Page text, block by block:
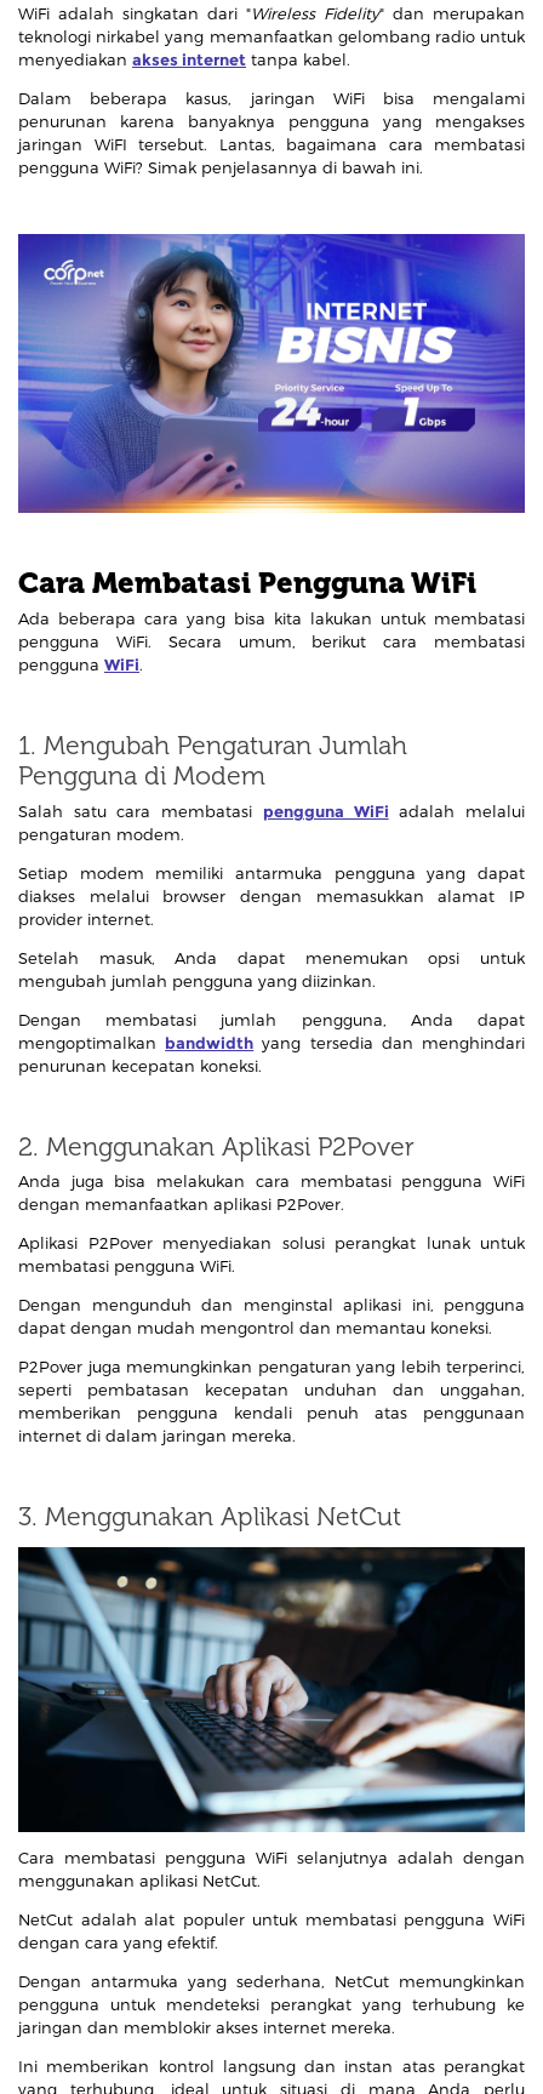
WiFi adalah singkatan dari "Wireless Fidelity" dan merupakan
teknologi nirkabel yang memanfaatkan gelombang radio untuk
menyediakan akses internet tanpa kabel.
Dalam beberapa kasus, jaringan WiFi bisa mengalami
penurunan karena banyaknya pengguna yang mengakses
jaringan WiFI tersebut. Lantas, bagaimana cara membatasi
pengguna WiFi? Simak penjelasannya di bawah ini.
Cara Membatasi Pengguna WiFi
Ada beberapa cara yang bisa kita lakukan untuk membatasi
pengguna WiFi. Secara umum, berikut cara membatasi
pengguna WiFi.
1. Mengubah Pengaturan Jumlah
Pengguna di Modem
Salah satu cara membatasi pengguna WiFi adalah melalui
pengaturan modem.
Setiap modem memiliki antarmuka pengguna yang dapat
diakses melalui browser dengan memasukkan alamat IP
provider internet.
Setelah masuk, Anda dapat menemukan opsi untuk
mengubah jumlah pengguna yang diizinkan.
Dengan membatasi jumlah pengguna, Anda dapat
mengoptimalkan bandwidth yang tersedia dan menghindari
penurunan kecepatan koneksi.
2. Menggunakan Aplikasi P2Pover
Anda juga bisa melakukan cara membatasi pengguna WiFi
dengan memanfaatkan aplikasi P2Pover.
Aplikasi P2Pover menyediakan solusi perangkat lunak untuk
membatasi pengguna WiFi.
Dengan mengunduh dan menginstal aplikasi ini, pengguna
dapat dengan mudah mengontrol dan memantau koneksi.
P2Pover juga memungkinkan pengaturan yang lebih terperinci,
seperti pembatasan kecepatan unduhan dan unggahan,
memberikan pengguna kendali penuh atas penggunaan
internet di dalam jaringan mereka.
3. Menggunakan Aplikasi NetCut
Cara membatasi pengguna WiFi selanjutnya adalah dengan
menggunakan aplikasi NetCut.
NetCut adalah alat populer untuk membatasi pengguna WiFi
dengan cara yang efektif.
Dengan antarmuka yang sederhana, NetCut memungkinkan
pengguna untuk mendeteksi perangkat yang terhubung ke
jaringan dan memblokir akses internet mereka.
Ini memberikan kontrol langsung dan instan atas perangkat
yang terhubung, ideal untuk situasi di mana Anda perlu